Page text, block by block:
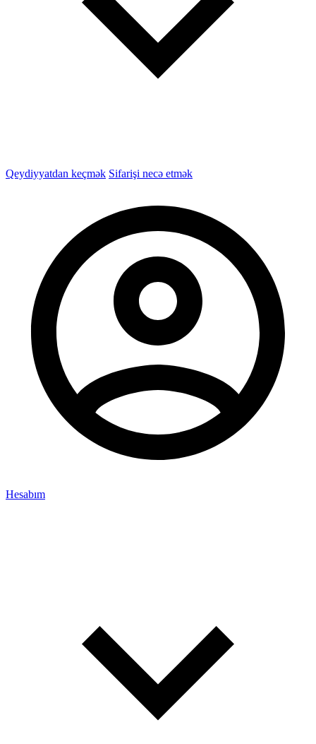
Qeydiyyatdan keçmək Sifarişi necə etmək
Hesabım